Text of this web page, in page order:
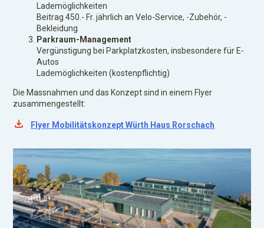
Lademöglichkeiten
Beitrag 450.- Fr. jährlich an Velo-Service, -Zubehör, -
Bekleidung
Parkraum-Management
Vergünstigung bei Parkplatzkosten, insbesondere für E-
Autos
Lademöglichkeiten (kostenpflichtig)
Die Massnahmen und das Konzept sind in einem Flyer
zusammengestellt:
Flyer Mobilitätskonzept Würth Haus Rorschach